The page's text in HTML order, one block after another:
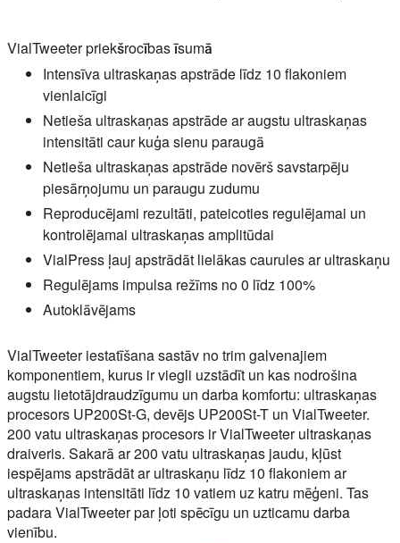
VialTweeter priekšrocības īsumā
Intensīva ultraskaņas apstrāde līdz 10 flakoniem
vienlaicīgi
Netieša ultraskaņas apstrāde ar augstu ultraskaņas
intensitāti caur kuģa sienu paraugā
Netieša ultraskaņas apstrāde novērš savstarpēju
piesārņojumu un paraugu zudumu
Reproducējami rezultāti, pateicoties regulējamai un
kontrolējamai ultraskaņas amplitūdai
VialPress ļauj apstrādāt lielākas caurules ar ultraskaņu
Regulējams impulsa režīms no 0 līdz 100%
Autoklāvējams
VialTweeter iestatīšana sastāv no trim galvenajiem
komponentiem, kurus ir viegli uzstādīt un kas nodrošina
augstu lietotājdraudzīgumu un darba komfortu: ultraskaņas
procesors UP200St-G, devējs UP200St-T un VialTweeter.
200 vatu ultraskaņas procesors ir VialTweeter ultraskaņas
draiveris. Sakarā ar 200 vatu ultraskaņas jaudu, kļūst
iespējams apstrādāt ar ultraskaņu līdz 10 flakoniem ar
ultraskaņas intensitāti līdz 10 vatiem uz katru mēģeni. Tas
padara VialTweeter par ļoti spēcīgu un uzticamu darba
vienību.